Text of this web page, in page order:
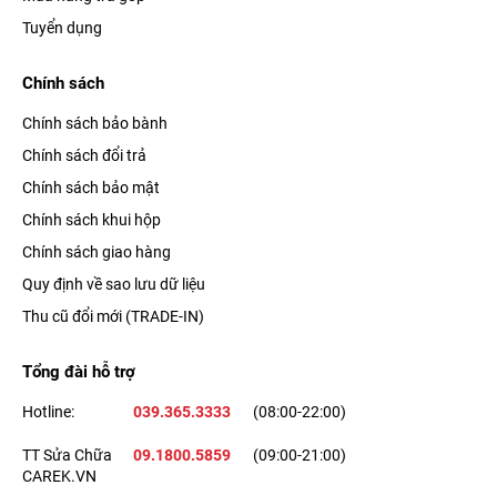
Tuyển dụng
Chính sách
Chính sách bảo bành
Chính sách đổi trả
Chính sách bảo mật
Chính sách khui hộp
Chính sách giao hàng
Quy định về sao lưu dữ liệu
Thu cũ đổi mới (TRADE-IN)
Tổng đài hỗ trợ
Hotline: 039.365.3333 (08:00-22:00)
TT Sửa Chữa
CAREK.VN
09.1800.5859 (09:00-21:00)